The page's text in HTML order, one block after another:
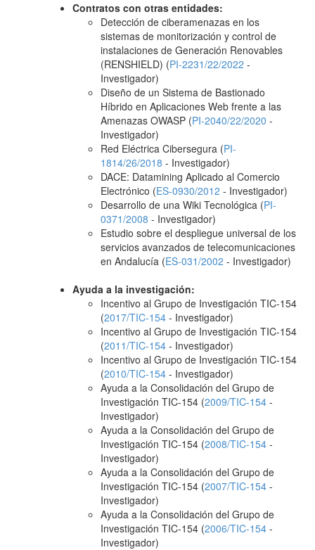
Contratos con otras entidades:
Detección de ciberamenazas en los
sistemas de monitorización y control de
instalaciones de Generación Renovables
(RENSHIELD) (PI-2231/22/2022 -
Investigador)
Diseño de un Sistema de Bastionado
Híbrido en Aplicaciones Web frente a las
Amenazas OWASP (PI-2040/22/2020 -
Investigador)
Red Eléctrica Cibersegura (PI-
1814/26/2018 - Investigador)
DACE: Datamining Aplicado al Comercio
Electrónico (ES-0930/2012 - Investigador)
Desarrollo de una Wiki Tecnológica (PI-
0371/2008 - Investigador)
Estudio sobre el despliegue universal de los
servicios avanzados de telecomunicaciones
en Andalucía (ES-031/2002 - Investigador)
Ayuda a la investigación:
Incentivo al Grupo de Investigación TIC-154
(2017/TIC-154- Investigador)
Incentivo al Grupo de Investigación TIC-154
(2011/TIC-154- Investigador)
Incentivo al Grupo de Investigación TIC-154
(2010/TIC-154- Investigador)
Ayuda a la Consolidación del Grupo de
Investigación TIC-154 (2009/TIC-154-
Investigador)
Ayuda a la Consolidación del Grupo de
Investigación TIC-154 (2008/TIC-154-
Investigador)
Ayuda a la Consolidación del Grupo de
Investigación TIC-154 (2007/TIC-154-
Investigador)
Ayuda a la Consolidación del Grupo de
Investigación TIC-154 (2006/TIC-154-
Investigador)